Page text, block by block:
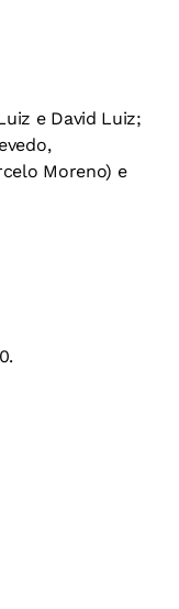
e David Luiz;
Moreno) e